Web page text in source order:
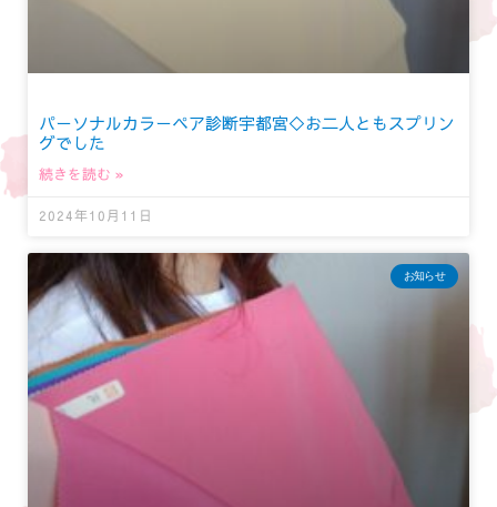
パーソナルカラーペア診断宇都宮◇お二人ともスプリン
グでした
続きを読む »
2024年10月11日
お知らせ